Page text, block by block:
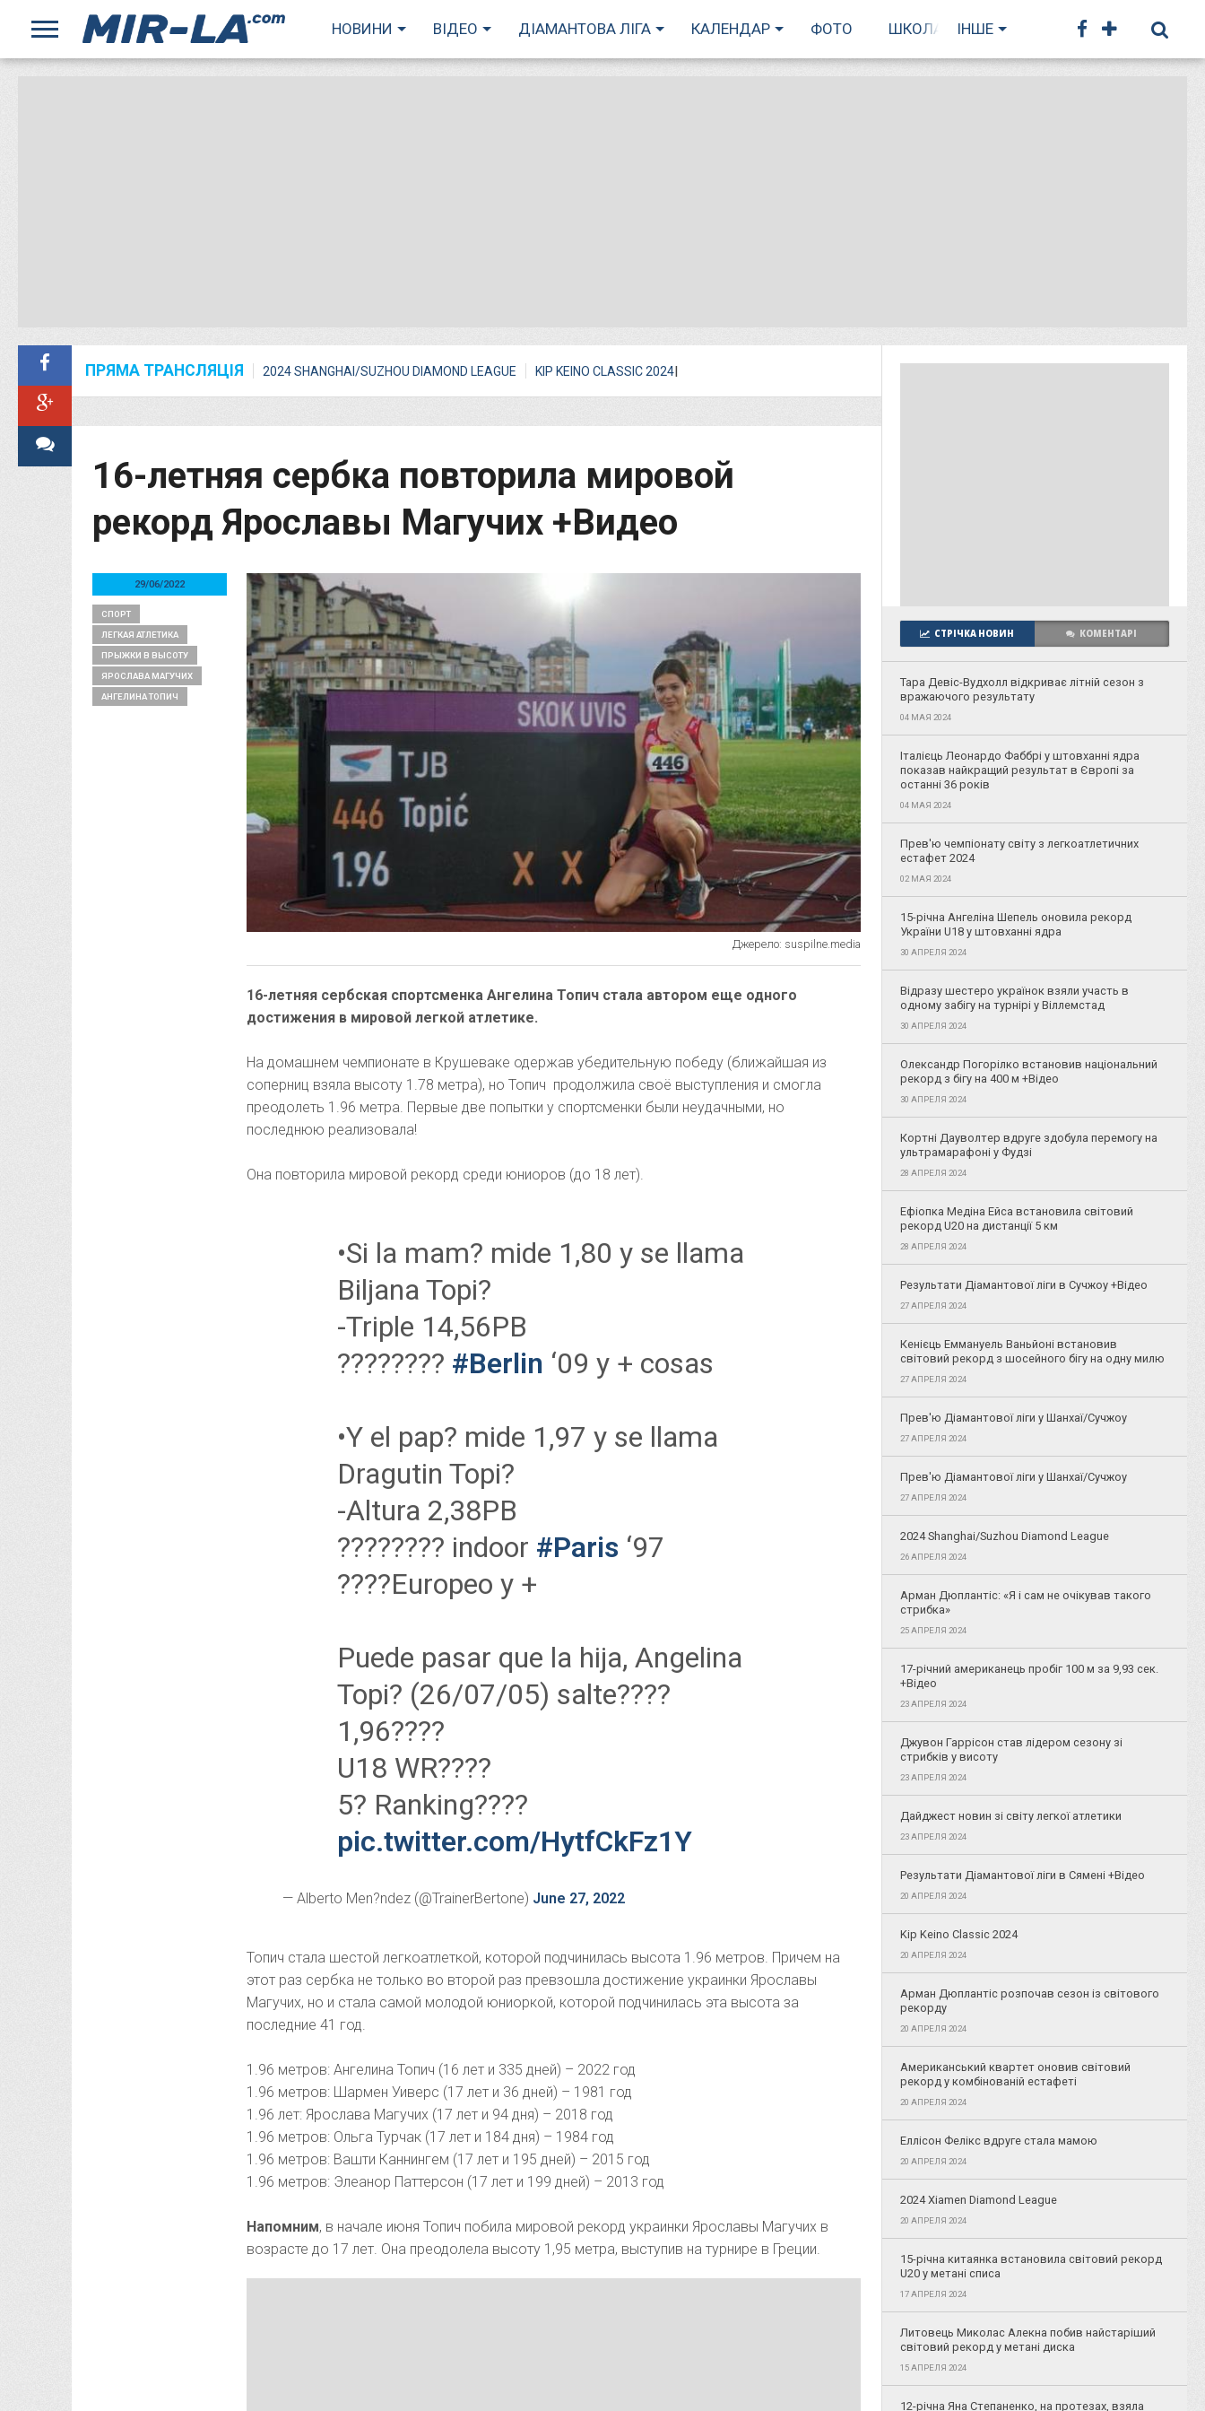
НОВИНИ ВІДЕО ДІАМАНТОВА ЛІГА КАЛЕНДАР ФОТО ШКОЛА БІГУ
ІНШЕ
ПРЯМА ТРАНСЛЯЦІЯ 2024 SHANGHAI/SUZHOU DIAMOND LEAGUE I
KIP KEINO CLASSIC 2024
16-летняя сербка повторила мировой
рекорд Ярославы Магучих +Видео
Джерело: suspilne.media
16-летняя сербская спортсменка Ангелина Топич стала автором еще одного
достижения в мировой легкой атлетике.
На домашнем чемпионате в Крушеваке одержав убедительную победу (ближайшая из
соперниц взяла высоту 1.78 метра), но Топич продолжила своё выступления и смогла
преодолеть 1.96 метра. Первые две попытки у спортсменки были неудачными, но
последнюю реализовала!
Она повторила мировой рекорд среди юниоров (до 18 лет).
•Si la mam? mide 1,80 y se llama
Biljana Topi?
-Triple 14,56PB
???????? #Berlin ‘09 y + cosas
•Y el pap? mide 1,97 y se llama
Dragutin Topi?
-Altura 2,38PB
???????? indoor #Paris ‘97
????Europeo y +
Puede pasar que la hija, Angelina
Topi? (26/07/05) salte????
1,96????
U18 WR????
5? Ranking????
pic.twitter.com/HytfCkFz1Y
— Alberto Men?ndez (@TrainerBertone) June 27, 2022
Топич стала шестой легкоатлеткой, которой подчинилась высота 1.96 метров. Причем на
этот раз сербка не только во второй раз превзошла достижение украинки Ярославы
Магучих, но и стала самой молодой юниоркой, которой подчинилась эта высота за
последние 41 год.
1.96 метров: Ангелина Топич (16 лет и 335 дней) – 2022 год
1.96 метров: Шармен Уиверс (17 лет и 36 дней) – 1981 год
1.96 лет: Ярослава Магучих (17 лет и 94 дня) – 2018 год
1.96 метров: Ольга Турчак (17 лет и 184 дня) – 1984 год
1.96 метров: Вашти Каннингем (17 лет и 195 дней) – 2015 год
1.96 метров: Элеанор Паттерсон (17 лет и 199 дней) – 2013 год
Напомним, в начале июня Топич побила мировой рекорд украинки Ярославы Магучих в
возрасте до 17 лет. Она преодолела высоту 1,95 метра, выступив на турнире в Греции.
29/06/2022
СПОРТ
ЛЕГКАЯ АТЛЕТИКА
ПРЫЖКИ В ВЫСОТУ
ЯРОСЛАВА МАГУЧИХ
АНГЕЛИНА ТОПИЧ
СТРІЧКА НОВИН КОМЕНТАРІ
Тара Девіс-Вудхолл відкриває літній сезон з
вражаючого результату
04 МАЯ 2024
Італієць Леонардо Фаббрі у штовханні ядра
показав найкращий результат в Європі за
останні 36 років
04 МАЯ 2024
Прев'ю чемпіонату світу з легкоатлетичних
естафет 2024
02 МАЯ 2024
15-річна Ангеліна Шепель оновила рекорд
України U18 у штовханні ядра
30 АПРЕЛЯ 2024
Відразу шестеро українок взяли участь в
одному забігу на турнірі у Віллемстад
30 АПРЕЛЯ 2024
Олександр Погорілко встановив національний
рекорд з бігу на 400 м +Відео
30 АПРЕЛЯ 2024
Кортні Дауволтер вдруге здобула перемогу на
ультрамарафоні у Фудзі
28 АПРЕЛЯ 2024
Ефіопка Медіна Ейса встановила світовий
рекорд U20 на дистанції 5 км
28 АПРЕЛЯ 2024
Результати Діамантової ліги в Сучжоу +Відео
27 АПРЕЛЯ 2024
Кенієць Еммануель Ваньйоні встановив
світовий рекорд з шосейного бігу на одну милю
27 АПРЕЛЯ 2024
Прев'ю Діамантової ліги у Шанхаї/Сучжоу
27 АПРЕЛЯ 2024
Прев'ю Діамантової ліги у Шанхаї/Сучжоу
27 АПРЕЛЯ 2024
2024 Shanghai/Suzhou Diamond League
26 АПРЕЛЯ 2024
Арман Дюплантіс: «Я і сам не очікував такого
стрибка»
25 АПРЕЛЯ 2024
17-річний американець пробіг 100 м за 9,93 сек.
+Відео
23 АПРЕЛЯ 2024
Джувон Гаррісон став лідером сезону зі
стрибків у висоту
23 АПРЕЛЯ 2024
Дайджест новин зі світу легкої атлетики
23 АПРЕЛЯ 2024
Результати Діамантової ліги в Сямені +Відео
20 АПРЕЛЯ 2024
Kip Keino Classic 2024
20 АПРЕЛЯ 2024
Арман Дюплантіс розпочав сезон із світового
рекорду
20 АПРЕЛЯ 2024
Американський квартет оновив світовий
рекорд у комбінованій естафеті
20 АПРЕЛЯ 2024
Еллісон Фелікс вдруге стала мамою
20 АПРЕЛЯ 2024
2024 Xiamen Diamond League
20 АПРЕЛЯ 2024
15-річна китаянка встановила світовий рекорд
U20 у метані списа
17 АПРЕЛЯ 2024
Литовець Миколас Алекна побив найстаріший
світовий рекорд у метані диска
15 АПРЕЛЯ 2024
12-річна Яна Степаненко, на протезах, взяла